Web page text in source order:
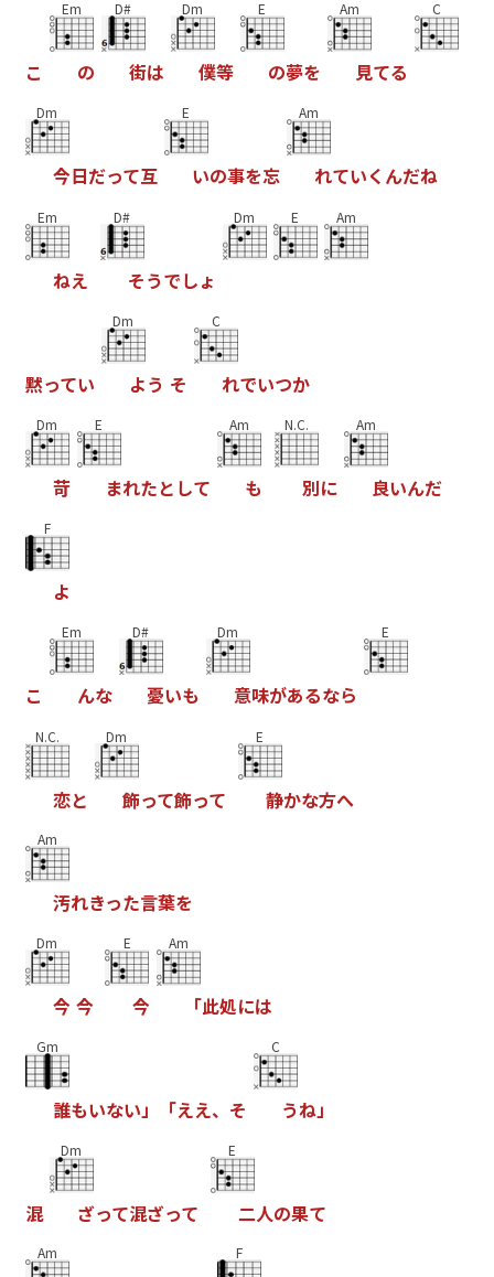
こ
Em
の
D#
街は
Dm
僕等
E
の夢を
Am
見てる
C
Dm
今日だって互
E
いの事を忘
Am
れていく んだね
Em
ねえ
D#
そうでしょ
Dm E Am
黙ってい
Dm
よう そ
C
れでいつか
Dm
苛
E
まれたと して
Am
も
N.C.
別に
Am
良いんだ
F
よ
こ
Em
んな
D#
憂いも
Dm
意味があるなら
E
N.C.
恋と
Dm
飾って飾って
E
静かな方へ
Am
汚れきった言葉を
Dm
今 今
E
今
Am
「此処には
Gm
誰もいない 」 「ええ、 そ
C
うね」
混
Dm
ざって混ざって
E
二人の果て
Am F